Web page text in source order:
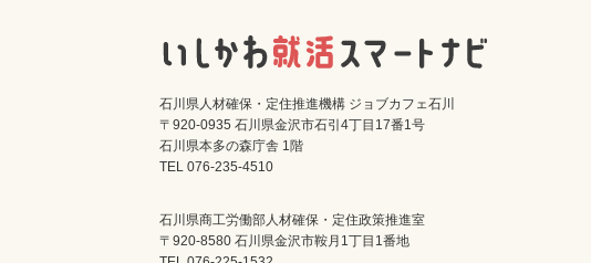
石川県人材確保・定住推進機構 ジョブカフェ石川
〒920-0935 石川県金沢市石引4丁目17番1号
石川県本多の森庁舎 1階
TEL 076-235-4510
石川県商工労働部人材確保・定住政策推進室
〒920-8580 石川県金沢市鞍月1丁目1番地